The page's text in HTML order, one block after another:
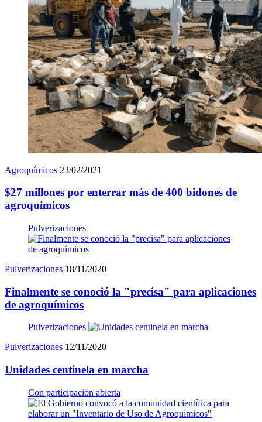
Agroquímicos 23/02/2021
$27 millones por enterrar más de 400 bidones de
agroquímicos
Pulverizaciones
Pulverizaciones 18/11/2020
Finalmente se conoció la "precisa" para aplicaciones
de agroquímicos
Pulverizaciones
Pulverizaciones 12/11/2020
Unidades centinela en marcha
Con participación abierta